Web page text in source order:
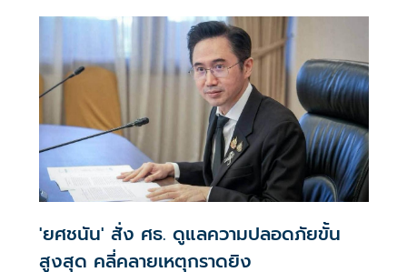
จังหวัดนนทบุรีว่า ตอนนี้มีประเด็นที่ต้องสื่อสารเร่งด่วน คือไม่
อยากให้มีการเผยแพร่ภาพในเหตุการณ์ เนื่องจากเป็นเรื่องสิทธิ
มนุษยชน และอยากให้ทุกคนฟังข่าวจากเจ้าหน้าที่ตำรวจเป็น
หลัก
'ยศชนัน' สั่ง ศธ. ดูแลความปลอดภัยขั้น
สูงสุด คลี่คลายเหตุกราดยิง